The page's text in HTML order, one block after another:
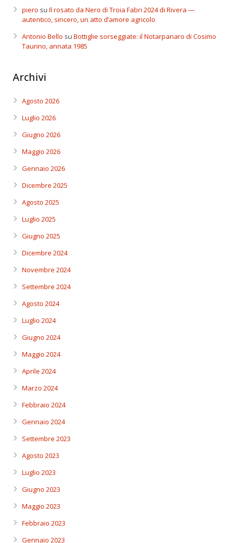
piero su Il rosato da Nero di Troia Fabri 2024 di Rivera —
autentico, sincero, un atto d’amore agricolo
Antonio Bello su Bottiglie sorseggiate: il Notarpanaro di Cosimo
Taurino, annata 1985
Archivi
Agosto 2026
Luglio 2026
Giugno 2026
Maggio 2026
Gennaio 2026
Dicembre 2025
Agosto 2025
Luglio 2025
Giugno 2025
Dicembre 2024
Novembre 2024
Settembre 2024
Agosto 2024
Luglio 2024
Giugno 2024
Maggio 2024
Aprile 2024
Marzo 2024
Febbraio 2024
Gennaio 2024
Settembre 2023
Agosto 2023
Luglio 2023
Giugno 2023
Maggio 2023
Febbraio 2023
Gennaio 2023